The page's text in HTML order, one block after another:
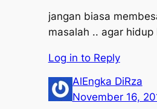
jangan biasa
masalah .. agar
Log in to Reply
AlEngka DiRza
November 16,